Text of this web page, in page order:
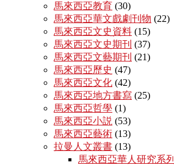
馬來西亞教育 (30)
馬來西亞華文戲劇刊物 (22)
馬來西亞文史資料 (15)
馬來西亞文史期刊 (37)
馬來西亞文藝期刊 (21)
馬來西亞歷史 (47)
馬來西亞文化 (42)
馬來西亞地方書寫 (25)
馬來西亞哲學 (1)
馬來西亞小説 (53)
馬來西亞藝術 (13)
拉曼人文叢書 (13)
馬來西亞華人研究系列